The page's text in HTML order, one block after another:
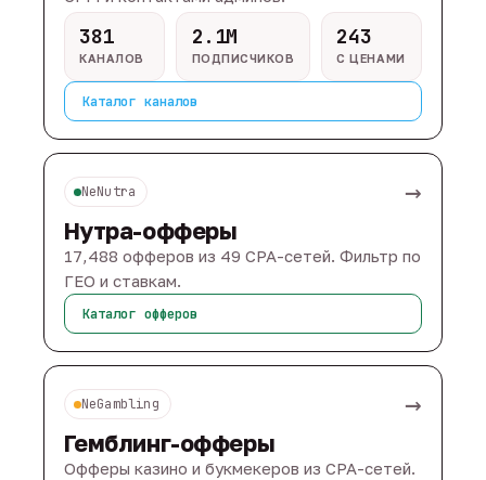
381
КАНАЛОВ
2.1M
ПОДПИСЧИКОВ
243
С ЦЕНАМИ
Каталог каналов
NeNutra →
Нутра-офферы
17,488 офферов из 49 CPA-сетей. Фильтр по
ГЕО и ставкам.
Каталог офферов
NeGambling →
Гемблинг-офферы
Офферы казино и букмекеров из CPA-сетей.